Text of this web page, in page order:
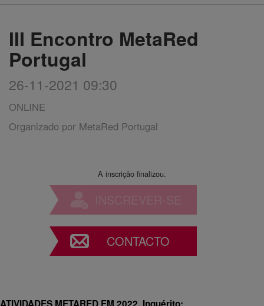
III Encontro MetaRed
Portugal
26-11-2021 09:30
ONLINE
Organizado por MetaRed Portugal
A inscrição finalizou.
CONTACTO